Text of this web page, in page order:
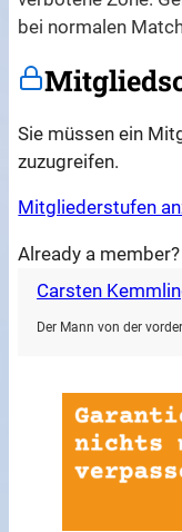
bei normalen
Sie müssen ein
zuzugreifen.
Mitgliederstufen
Already a member?
Carsten
Der Mann von der